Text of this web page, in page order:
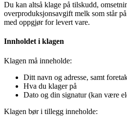
Du kan altså klage på tilskudd,
overproduksjonsavgift melk som står
med oppgjør for levert vare.
Innholdet i klagen
Klagen må inneholde:
Ditt navn og adresse, samt
Hva du klager på
Dato og din signatur (kan være
Klagen bør i tillegg inneholde: